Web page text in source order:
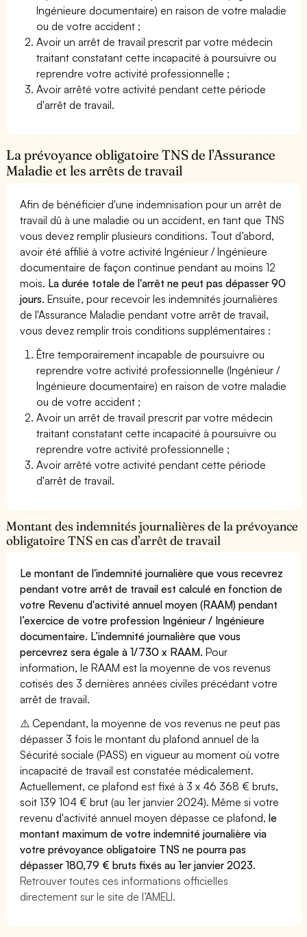
Ingénieure documentaire) en raison de votre maladie
ou de votre accident ;
Avoir un arrêt de travail prescrit par votre médecin
traitant constatant cette incapacité à poursuivre ou
reprendre votre activité professionnelle ;
Avoir arrêté votre activité pendant cette période
d'arrêt de travail.
La prévoyance obligatoire TNS de l’Assurance
Maladie et les arrêts de travail
Afin de bénéficier d'une indemnisation pour un arrêt de
travail dû à une maladie ou un accident, en tant que TNS
vous devez remplir plusieurs conditions. Tout d’abord,
avoir été affilié à votre activité Ingénieur / Ingénieure
documentaire de façon continue pendant au moins 12
mois. La durée totale de l'arrêt ne peut pas dépasser 90
jours. Ensuite, pour recevoir les indemnités journalières
de l'Assurance Maladie pendant votre arrêt de travail,
vous devez remplir trois conditions supplémentaires :
Être temporairement incapable de poursuivre ou
reprendre votre activité professionnelle (Ingénieur /
Ingénieure documentaire) en raison de votre maladie
ou de votre accident ;
Avoir un arrêt de travail prescrit par votre médecin
traitant constatant cette incapacité à poursuivre ou
reprendre votre activité professionnelle ;
Avoir arrêté votre activité pendant cette période
d'arrêt de travail.
Montant des indemnités journalières de la prévoyance
obligatoire TNS en cas d’arrêt de travail
Le montant de l'indemnité journalière que vous recevrez
pendant votre arrêt de travail est calculé en fonction de
votre Revenu d'activité annuel moyen (RAAM) pendant
l’exercice de votre profession Ingénieur / Ingénieure
documentaire. L’indemnité journalière que vous
percevrez sera égale à 1/730 x RAAM. Pour
information, le RAAM est la moyenne de vos revenus
cotisés des 3 dernières années civiles précédant votre
arrêt de travail.
⚠️ Cependant, la moyenne de vos revenus ne peut pas
dépasser 3 fois le montant du plafond annuel de la
Sécurité sociale (PASS) en vigueur au moment où votre
incapacité de travail est constatée médicalement.
Actuellement, ce plafond est fixé à 3 x 46 368 € bruts,
soit 139 104 € brut (au 1er janvier 2024). Même si votre
revenu d'activité annuel moyen dépasse ce plafond,le
montant maximum de votre indemnité journalière via
votre prévoyance obligatoire TNS ne pourra pas
dépasser 180,79 € bruts fixés au 1er janvier 2023.
Retrouver toutes ces informations officielles
directement sur le site de l’AMELI.